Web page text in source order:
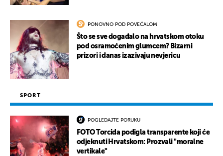
PONOVNO POD POVEĆALOM
Što se sve događalo na hrvatskom otoku
pod osramoćenim glumcem? Bizarni
prizori i danas izazivaju nevjericu
SPORT
POGLEDAJTE PORUKU
FOTO Torcida podigla transparente koji će
odjeknuti Hrvatskom: Prozvali "moralne
vertikale"